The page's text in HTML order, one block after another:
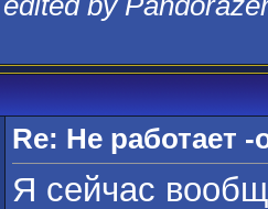
Re: Не работает
Я сейчас